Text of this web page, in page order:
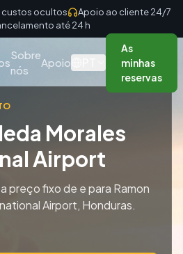
custos ocultos
Apoio ao cliente 24/7
até 24 h
Sobre
nós
Apoio
As
minhas
reservas
Morales
Airport
preço fixo de e para Ramon
Airport, Honduras.